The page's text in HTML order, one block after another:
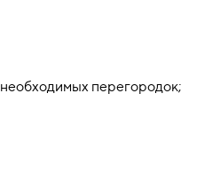
перегородок;